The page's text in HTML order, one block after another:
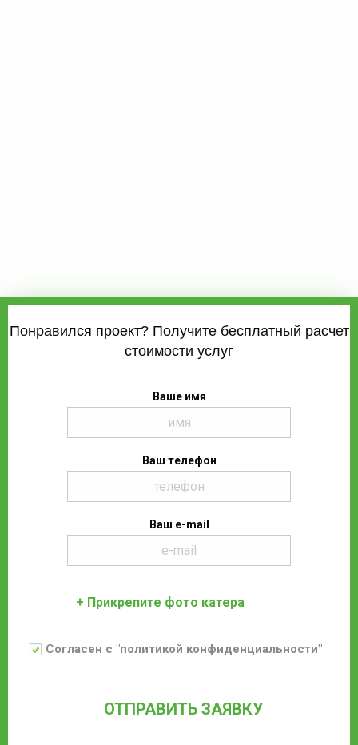
Понравился проект? Получите бесплатный расчет
стоимости услуг
Ваше имя
Ваш телефон
Ваш e-mail
+ Прикрепите фото катера
Согласен с "политикой конфиденциальности"